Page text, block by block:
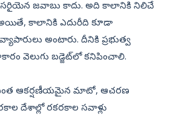
సరిౖయెన జవాబు కాదు. అది కాలానికి నిలిచే
కాలానికి ఎదురీది కూడా
అంటారు. దీనికి ప్రభుత్వ
వెలుగు బడ్జెట్‌లో కనిపించాలి.
ఎంత ఆకర్షణీయమైన మాటో, ఆచరణ
దేశాల్లో రకరకాల సవాళ్లు